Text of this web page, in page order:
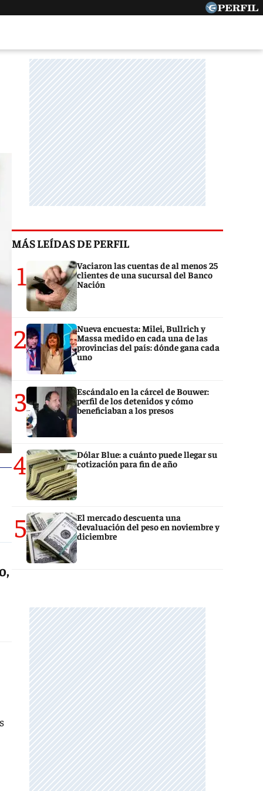
MÁS LEÍDAS DE PERFIL
1
Vaciaron las cuentas de al menos 25
clientes de una sucursal del Banco
Nación
2
Nueva encuesta: Milei, Bullrich y
Massa medido en cada una de las
provincias del país: dónde gana cada
uno
3
Escándalo en la cárcel de Bouwer:
perfil de los detenidos y cómo
beneficiaban a los presos
4
Dólar Blue: a cuánto puede llegar su
cotización para fin de año
5
El mercado descuenta una
devaluación del peso en noviembre y
diciembre